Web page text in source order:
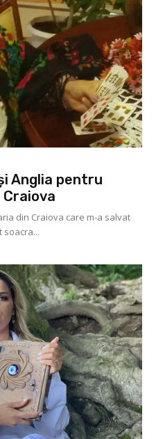
Anglia pentru
din Craiova care m-a salvat
soacra...